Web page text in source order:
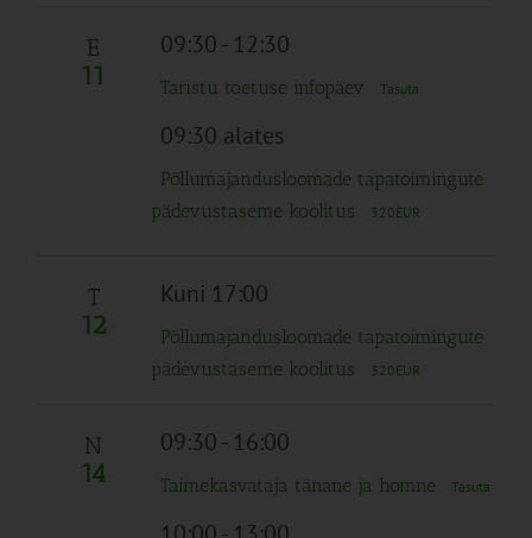
E
11
09:30- 12:30
Taristu toetuse infopäev Tasuta
09:30 alates
Põllumajandusloomade tapatoimingute
pädevustaseme koolitus
320EUR
T
12
Kuni 17:00
Põllumajandusloomade tapatoimingute
pädevustaseme koolitus
320EUR
N
14
09:30- 16:00
Taimekasvataja tänane ja homne Tasuta